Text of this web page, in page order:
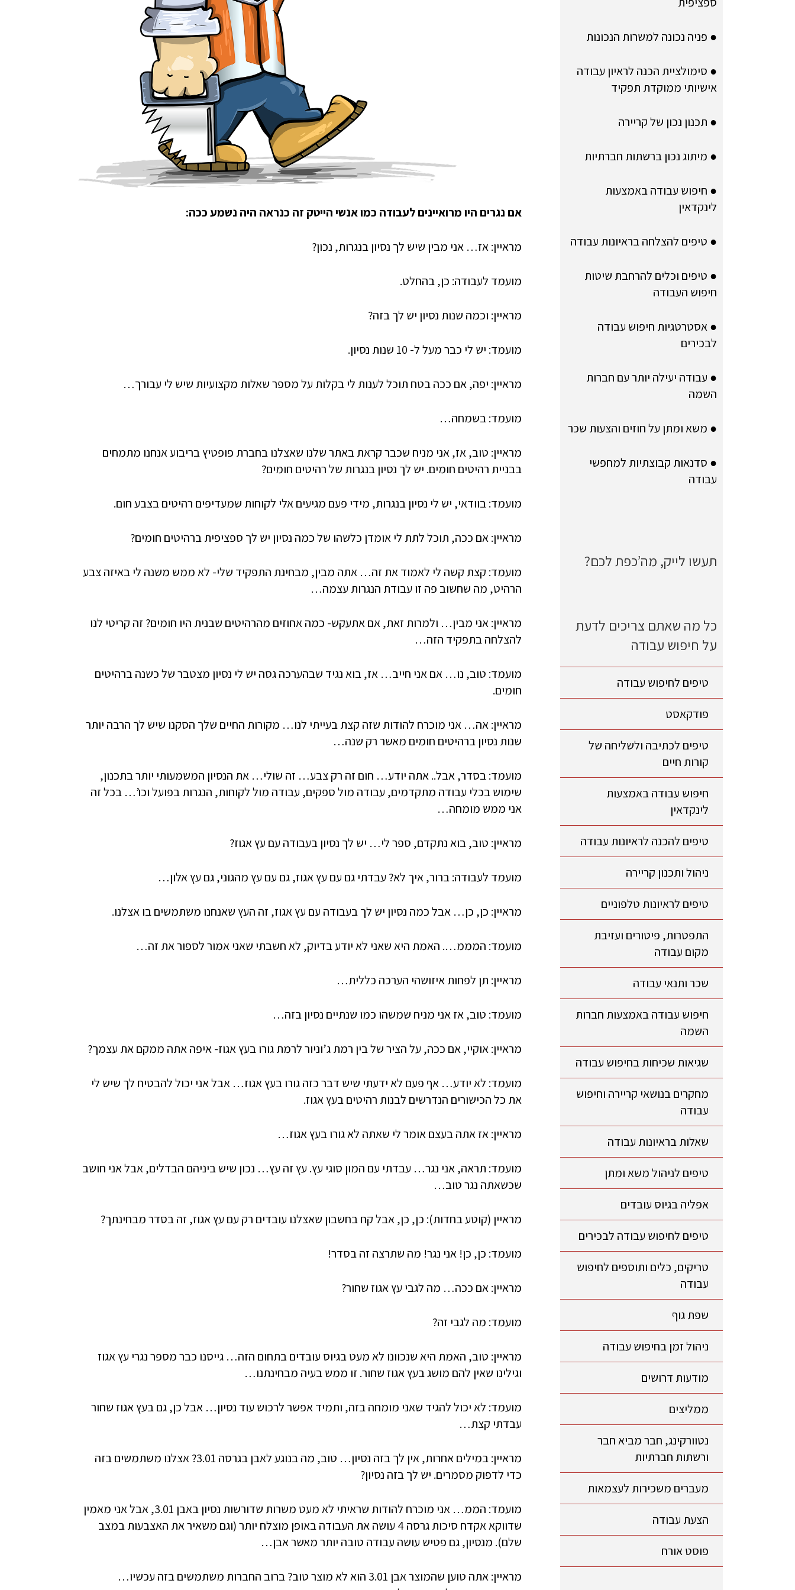
אם נגרים היו מרואיינים לעבודה כמו אנשי הייטק זה כנראה היה נשמע ככה:
מראיין: אז… אני מבין שיש לך נסיון בנגרות, נכון?
מועמד לעבודה: כן, בהחלט.
מראיין: וכמה שנות נסיון יש לך בזה?
מועמד: יש לי כבר מעל ל- 10 שנות נסיון.
מראיין: יפה, אם ככה בטח תוכל לענות לי בקלות על מספר שאלות מקצועיות שיש לי עבורך…
מועמד: בשמחה…
מראיין: טוב, אז, אני מניח שכבר קראת באתר שלנו שאצלנו בחברת פופטיץ בריבוע אנחנו מתמחים
בבניית רהיטים חומים. יש לך נסיון בנגרות של רהיטים חומים?
מועמד: בוודאי, יש לי נסיון בנגרות, מידי פעם מגיעים אלי לקוחות שמעדיפים רהיטים בצבע חום.
מראיין: אם ככה, תוכל לתת לי אומדן כלשהו של כמה נסיון יש לך ספציפית ברהיטים חומים?
מועמד: קצת קשה לי לאמוד את זה… אתה מבין, מבחינת התפקיד שלי- לא ממש משנה לי באיזה צבע
הרהיט, מה שחשוב פה זו עבודת הנגרות עצמה…
מראיין: אני מבין… ולמרות זאת, אם אתעקש- כמה אחוזים מהרהיטים שבנית היו חומים? זה קריטי לנו
להצלחה בתפקיד הזה…
מועמד: טוב, נו… אם אני חייב… אז, בוא נגיד שבהערכה גסה יש לי נסיון מצטבר של כשנה ברהיטים
חומים.
מראיין: אה… אני מוכרח להודות שזה קצת בעייתי לנו… מקורות החיים שלך הסקנו שיש לך הרבה יותר
שנות נסיון ברהיטים חומים מאשר רק שנה…
מועמד: בסדר, אבל.. אתה יודע… חום זה רק צבע… זה שולי… את הנסיון המשמעותי יותר בתכנון,
שימוש בכלי עבודה מתקדמים, עבודה מול ספקים, עבודה מול לקוחות, הנגרות בפועל וכו’… בכל זה
אני ממש מומחה…
מראיין: טוב, בוא נתקדם, ספר לי… יש לך נסיון בעבודה עם עץ אגוז?
מועמד לעבודה: ברור, איך לא? עבדתי גם עם עץ אגוז, גם עם עץ מהגוני, גם עץ אלון…
מראיין: כן, כן… אבל כמה נסיון יש לך בעבודה עם עץ אגוז, זה העץ שאנחנו משתמשים בו אצלנו.
מועמד: המממ…. האמת היא שאני לא יודע בדיוק, לא חשבתי שאני אמור לספור את זה…
מראיין: תן לפחות איזושהי הערכה כללית…
מועמד: טוב, אז אני מניח שמשהו כמו שנתיים נסיון בזה…
מראיין: אוקיי, אם ככה, על הציר של בין רמת ג’וניור לרמת גורו בעץ אגוז- איפה אתה ממקם את עצמך?
מועמד: לא יודע… אף פעם לא ידעתי שיש דבר כזה גורו בעץ אגוז… אבל אני יכול להבטיח לך שיש לי
את כל הכישורים הנדרשים לבנות רהיטים בעץ אגוז.
מראיין: אז אתה בעצם אומר לי שאתה לא גורו בעץ אגוז…
מועמד: תראה, אני נגר… עבדתי עם המון סוגי עץ. עץ זה עץ… נכון שיש ביניהם הבדלים, אבל אני חושב
שכשאתה נגר טוב…
מראיין (קוטע בחדות): כן, כן, אבל קח בחשבון שאצלנו עובדים רק עם עץ אגוז, זה בסדר מבחינתך?
מועמד: כן, כן! אני נגר! מה שתרצה זה בסדר!
מראיין: אם ככה… מה לגבי עץ אגוז שחור?
מועמד: מה לגבי זה?
מראיין: טוב, האמת היא שנכוונו לא מעט בגיוס עובדים בתחום הזה… גייסנו כבר מספר נגרי עץ אגוז
וגילינו שאין להם מושג בעץ אגוז שחור. זו ממש בעיה מבחינתנו…
מועמד: לא יכול להגיד שאני מומחה בזה, ותמיד אפשר לרכוש עוד נסיון… אבל כן, גם בעץ אגוז שחור
עבדתי קצת…
מראיין: במילים אחרות, אין לך בזה נסיון… טוב, מה בנוגע לאבן בגרסה 3.01? אצלנו משתמשים בזה
כדי לדפוק מסמרים. יש לך בזה נסיון?
מועמד: הממ… אני מוכרח להודות שראיתי לא מעט משרות שדורשות נסיון באבן 3.01, אבל אני מאמין
שדווקא אקדח סיכות גרסה 4 עושה את העבודה באופן מוצלח יותר (וגם משאיר את האצבעות במצב
שלם). מנסיון, גם פטיש עושה עבודה טובה יותר מאשר אבן…
מראיין: אתה טוען שהמוצר אבן 3.01 הוא לא מוצר טוב? ברוב החברות משתמשים בזה עכשיו…
● פניה נכונה למשרות הנכונות
● סימולציית הכנה לראיון עבודה
אישיותי ממוקדת תפקיד
● תכנון נכון של קריירה
● מיתוג נכון ברשתות חברתיות
● חיפוש עבודה באמצעות
לינקדאין
● טיפים להצלחה בראיונות עבודה
● טיפים וכלים להרחבת שיטות
חיפוש העבודה
● אסטרטגיות חיפוש עבודה
לבכירים
● עבודה יעילה יותר עם חברות
השמה
● משא ומתן על חוזים והצעות שכר
● סדנאות קבוצתיות למחפשי
עבודה
תעשו לייק, מה’כפת לכם?
כל מה שאתם צריכים לדעת
על חיפוש עבודה
טיפים לחיפוש עבודה
פודקאסט
טיפים לכתיבה ולשליחה של
קורות חיים
חיפוש עבודה באמצעות
לינקדאין
טיפים להכנה לראיונות עבודה
ניהול ותכנון קריירה
טיפים לראיונות טלפוניים
התפטרות, פיטורים ועזיבת
מקום עבודה
שכר ותנאי עבודה
חיפוש עבודה באמצעות חברות
השמה
שגיאות שכיחות בחיפוש עבודה
מחקרים בנושאי קריירה וחיפוש
עבודה
שאלות בראיונות עבודה
טיפים לניהול משא ומתן
אפליה בגיוס עובדים
טיפים לחיפוש עבודה לבכירים
טריקים, כלים ותוספים לחיפוש
עבודה
שפת גוף
ניהול זמן בחיפוש עבודה
מודעות דרושים
ממליצים
נטוורקינג, חבר מביא חבר
ורשתות חברתיות
מעברים משכירות לעצמאות
הצעת עבודה
פוסט אורח